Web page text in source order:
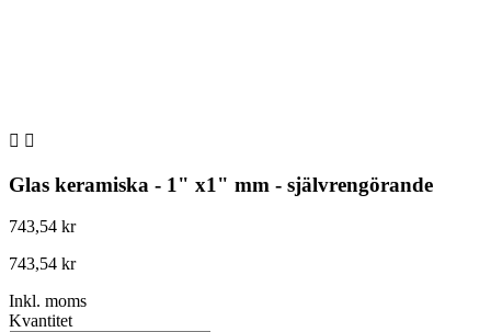
 
Glas keramiska - 1" x1" mm - självrengörande
743,54 kr
743,54 kr
Inkl. moms
Kvantitet